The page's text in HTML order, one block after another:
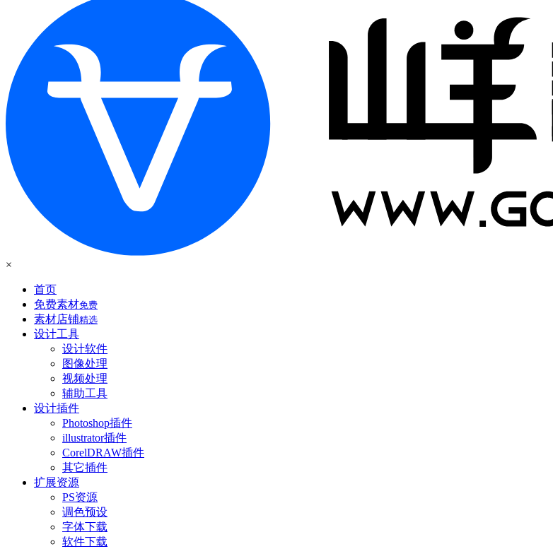
×
首页
免费素材免费
素材店铺精选
设计工具
设计软件
图像处理
视频处理
辅助工具
设计插件
Photoshop插件
illustrator插件
CorelDRAW插件
其它插件
扩展资源
PS资源
调色预设
字体下载
软件下载